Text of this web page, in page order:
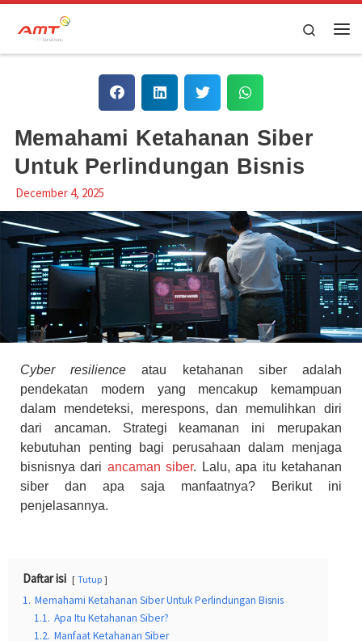
Skip to content Search
Memahami Ketahanan Siber
Untuk Perlindungan Bisnis
December 4, 2025
Cyber resilience atau ketahanan siber adalah
pendekatan modern yang mencakup kemampuan
dalam mendeteksi, merespons, dan memulihkan diri
dari ancaman. Strategi keamanan ini merupakan
kebutuhan penting bagi perusahaan dalam menjaga
bisnisnya dari ancaman siber. Lalu, apa itu ketahanan
siber dan apa saja manfaatnya? Berikut ini
penjelasannya.
Daftar isi Tutup
1. Memahami Ketahanan Siber Untuk Perlindungan Bisnis
1.1. Apa Itu Ketahanan Siber?
1.2. Manfaat Ketahanan Siber